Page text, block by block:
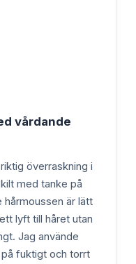
vårdande
överraskning i
med tanke på
hårmoussen är lätt
lyft till håret utan
Jag använde
fuktigt och torrt